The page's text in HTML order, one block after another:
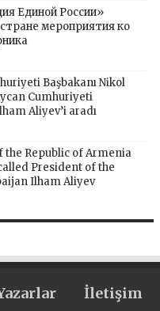
Единой России»
мероприятия ко
Başbakanı Nikol
Cumhuriyeti
Aliyev’i aradı
Republic of Armenia
President of the
Ilham Aliyev
İletişim